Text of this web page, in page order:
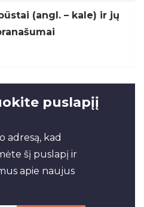
(angl. – kale) ir jų
puslapįį
adresą, kad
šį puslapį ir
apie naujus